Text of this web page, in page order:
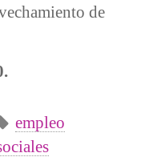
de
empleo